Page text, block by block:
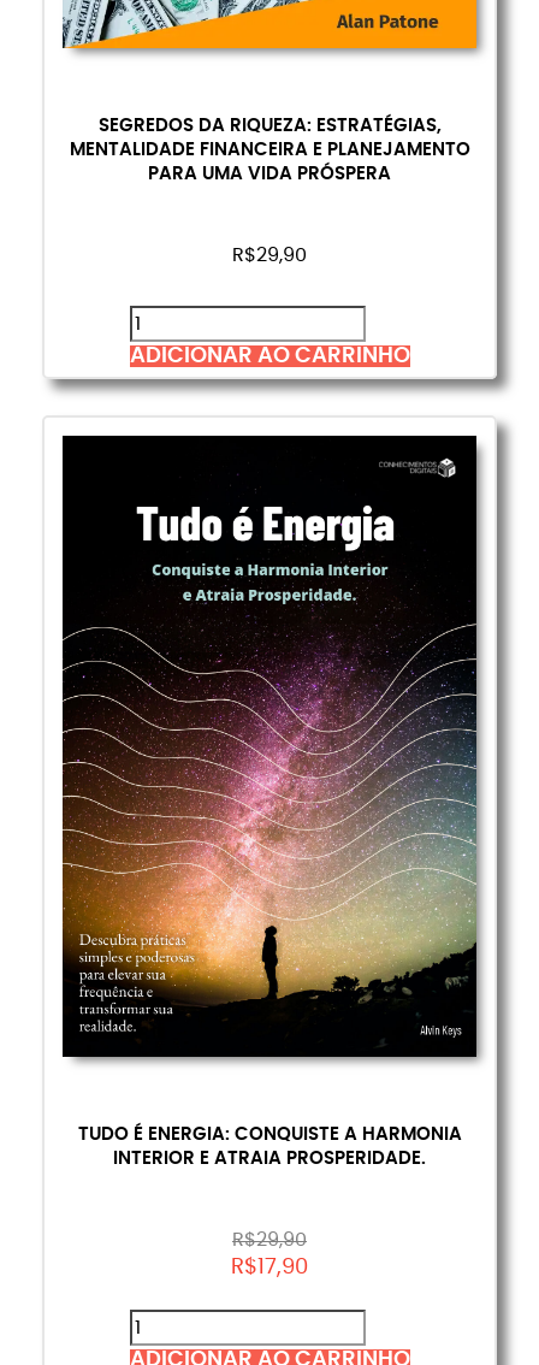
SEGREDOS DA RIQUEZA: ESTRATÉGIAS,
MENTALIDADE FINANCEIRA E PLANEJAMENTO
PARA UMA VIDA PRÓSPERA
R$29,90
ADICIONAR AO CARRINHO
TUDO É ENERGIA: CONQUISTE A HARMONIA
INTERIOR E ATRAIA PROSPERIDADE.
R$29,90
R$ 17,90
ADICIONAR AO CARRINHO